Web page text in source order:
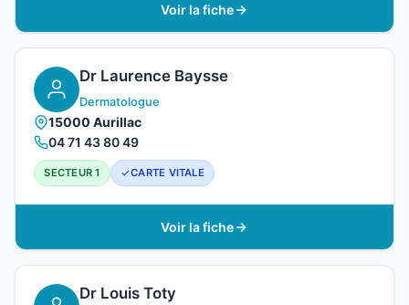
Voir la fiche
Dr Laurence Baysse
Dermatologue
15000 Aurillac
04 71 43 80 49
SECTEUR 1 CARTE VITALE
Voir la fiche
Dr Louis Toty